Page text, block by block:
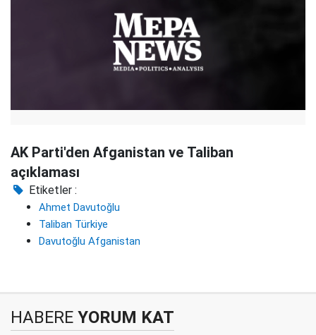
AK Parti'den Afganistan ve Taliban
açıklaması
Etiketler :
Ahmet Davutoğlu
Taliban Türkiye
Davutoğlu Afganistan
HABERE YORUM KAT